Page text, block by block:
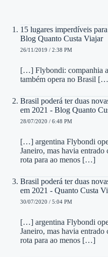
15 lugares imperdíveis
Blog Quanto Custa Viajar
26/11/2019 / 2:38 PM
[…] Flybondi: companhia
também opera no Brasil
Brasil poderá ter duas
em 2021 - Blog Quanto
28/07/2020 / 6:48 PM
[…] argentina Flybondi
Janeiro, mas havia
rota para ao menos […]
Brasil poderá ter duas
em 2021 - Quanto Custa
30/07/2020 / 5:04 PM
[…] argentina Flybondi
Janeiro, mas havia
rota para ao menos […]